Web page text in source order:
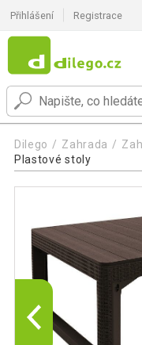
Přihlášení Registrace
Dilego Zahrada
Plastové stoly